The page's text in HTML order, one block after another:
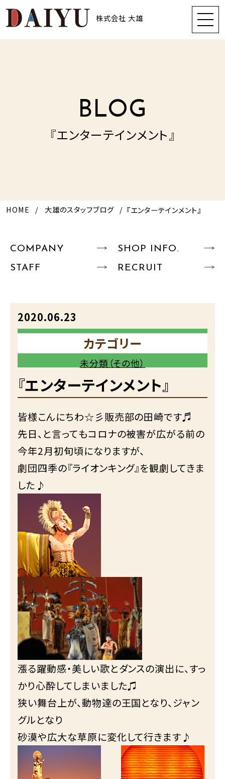
株式会社 大雄
BLOG
『エンターテインメント』
HOME 大雄のスタッフブログ 『エンターテインメント』
COMPANY
SHOP INFO.
STAFF
RECRUIT
2020.06.23
カテゴリー
未分類（その他）
『エンターテインメント』
皆様こんにちわ☆彡販売部の田崎です♬
先日、と言ってもコロナの被害が広がる前の
今年2月初旬頃になりますが、
劇団四季の『ライオンキング』を観劇してきま
した♪
漲る躍動感・美しい歌とダンスの演出に、すっ
かり心酔してしまいました♫
狭い舞台上が、動物達の王国となり、ジャン
グルとなり
砂漠や広大な草原に変化して行きます♪